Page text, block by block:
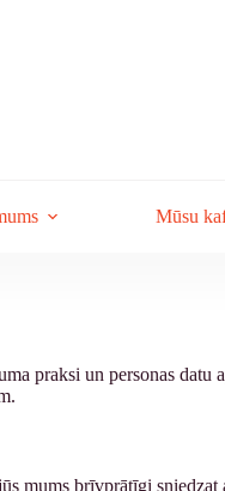
Mūsu
praksi un personas datu
mums brīvprātīgi